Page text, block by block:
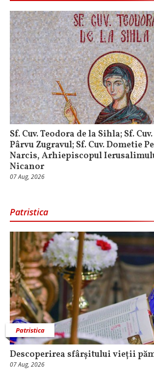
Sf. Cuv. Teodora de la Sihla; Sf.
Pârvu Zugravul; Sf. Cuv. Dometie
Narcis, Arhiepiscopul
Nicanor
07 Aug, 2026
Patristica
Patristica
Descoperirea sfârșitului vieții
07 Aug, 2026